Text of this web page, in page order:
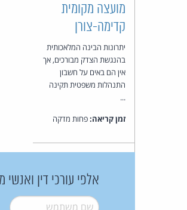
מועצה מקומית
קדימה-צורן
יתרונות הבינה המלאכותית
בהנגשת הצדק מבורכים, אך
אין הם באים על חשבון
התנהלות משפטית תקינה
...
זמן קריאה:פחות מדקה
אלפי עורכי דין
שם משתמש*